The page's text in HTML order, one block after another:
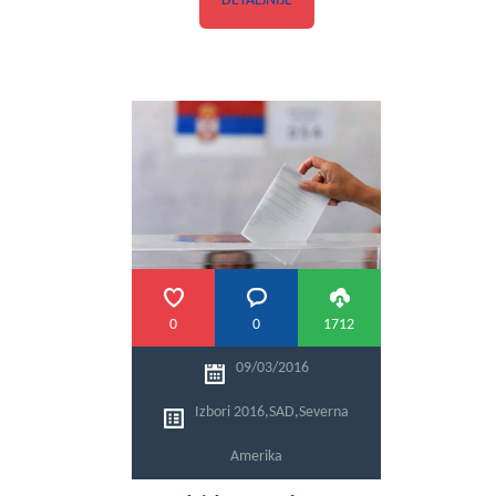
0 0 1712
09/03/2016
Izbori 2016,SAD,Severna
Amerika